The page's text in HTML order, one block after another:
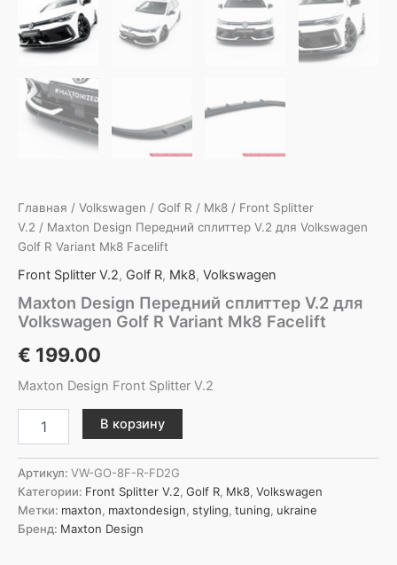
Главная / Volkswagen / Golf R / Mk8 / Front Splitter
V.2 / Maxton Design Передний сплиттер V.2 для Volkswagen
Golf R Variant Mk8 Facelift
Front Splitter V.2, Golf R, Mk8, Volkswagen
Maxton Design Передний сплиттер V.2 для
Volkswagen Golf R Variant Mk8 Facelift
€ 199.00
Maxton Design Front Splitter V.2
товара
Design
Передний
сплиттер
V.2
для
В корзину
Артикул: VW-GO-8F-R-FD2G
Категории: Front Splitter V.2, Golf R, Mk8, Volkswagen
Метки: maxton, maxtondesign, styling, tuning, ukraine
Бренд: Maxton Design